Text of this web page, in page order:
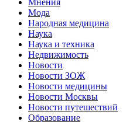
Мнения
Мода
Народная медицина
Наука
Наука и техника
Недвижимость
Новости
Новости ЗОЖ
Новости медицины
Новости Москвы
Новости путешествий
Образование